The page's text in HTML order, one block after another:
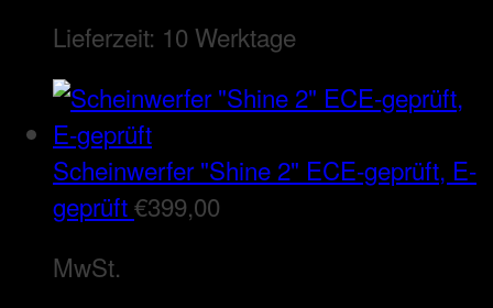
Lieferzeit: 10 Werktage
Scheinwerfer "Shine 2" ECE-geprüft, E-
geprüft€399,00
MwSt.